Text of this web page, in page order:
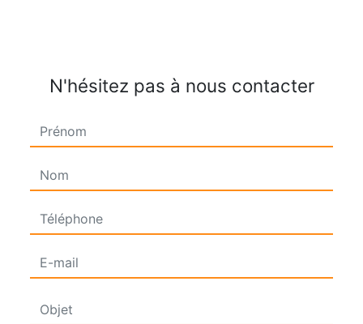
N'hésitez pas à nous contacter